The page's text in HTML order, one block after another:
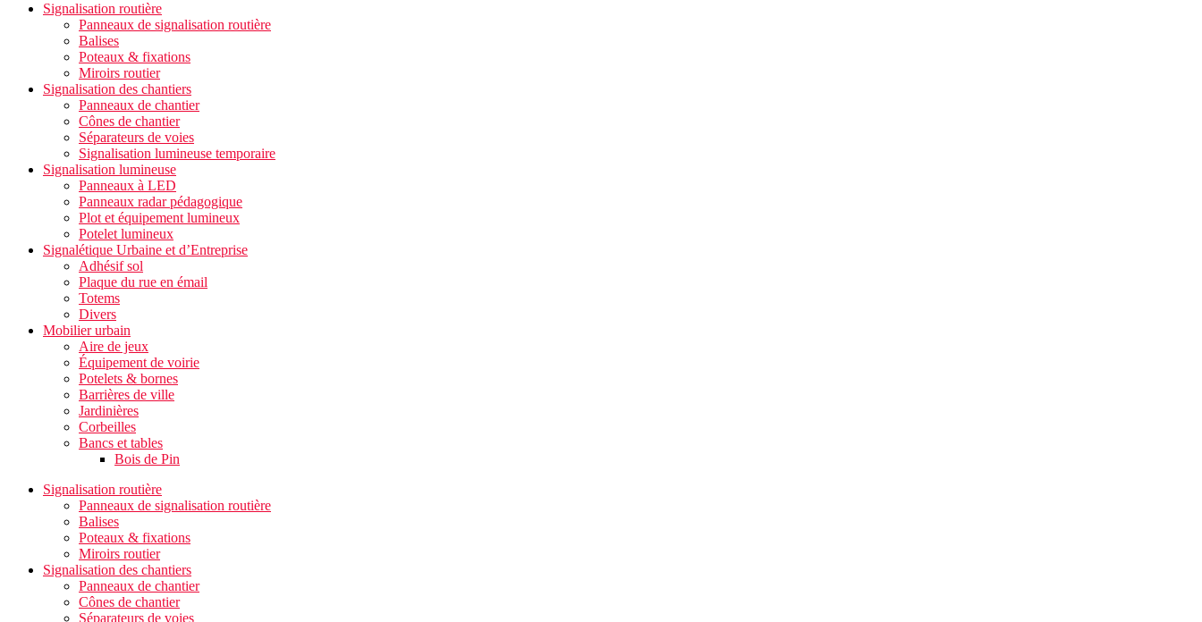
Signalisation routière
Panneaux de signalisation routière
Balises
Poteaux & fixations
Miroirs routier
Signalisation des chantiers
Panneaux de chantier
Cônes de chantier
Séparateurs de voies
Signalisation lumineuse temporaire
Signalisation lumineuse
Panneaux à LED
Panneaux radar pédagogique
Plot et équipement lumineux
Potelet lumineux
Signalétique Urbaine et d’Entreprise
Adhésif sol
Plaque du rue en émail
Totems
Divers
Mobilier urbain
Aire de jeux
Équipement de voirie
Potelets & bornes
Barrières de ville
Jardinières
Corbeilles
Bancs et tables
Bois de Pin
Signalisation routière
Panneaux de signalisation routière
Balises
Poteaux & fixations
Miroirs routier
Signalisation des chantiers
Panneaux de chantier
Cônes de chantier
Séparateurs de voies